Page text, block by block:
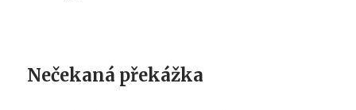
Nečekaná překážka